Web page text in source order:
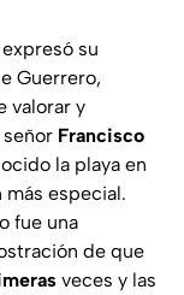
expresó su
Guerrero,
valorar y
señor Francisco
la playa en
especial.
fue una
de que
veces y las